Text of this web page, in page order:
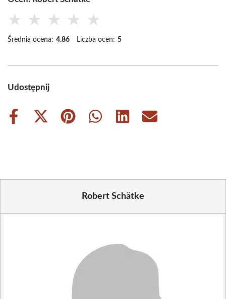
★ ★ ★ ★ ★
Średnia ocena: 4.86 Liczba ocen: 5
Udostępnij
Share
Share
Share
Share
Share
Share
Robert Schätke